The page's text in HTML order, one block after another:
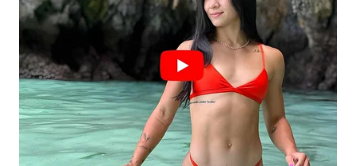
Wahana
Media
Group
WAHANA
NEWS
WAHANA